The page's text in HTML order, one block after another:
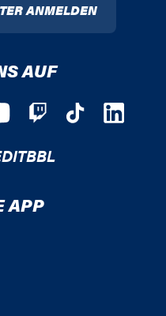
ANMELDEN
AUF
APP